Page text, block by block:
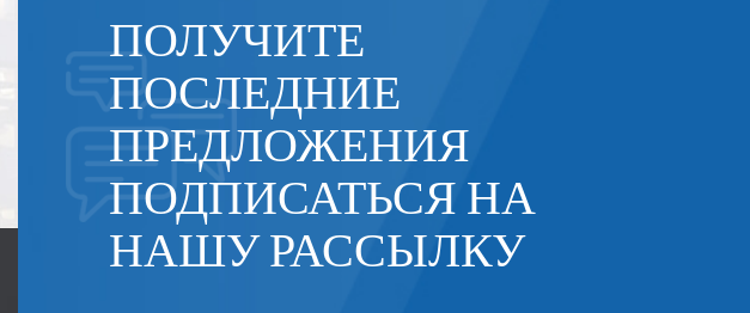
ПОЛУЧИТЕ
ПОСЛЕДНИЕ
ПРЕДЛОЖЕНИЯ
ПОДПИСАТЬСЯ НА
НАШУ РАССЫЛКУ